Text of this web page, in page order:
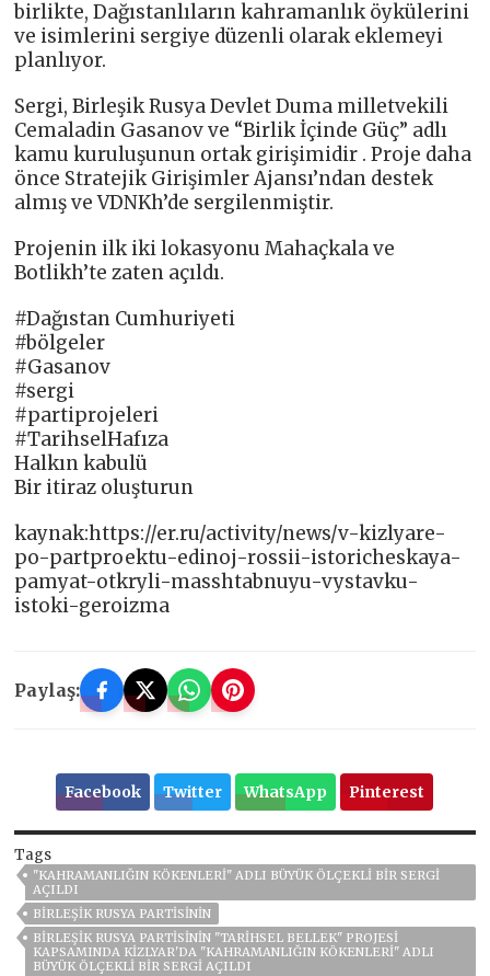
birlikte, Dağıstanlıların kahramanlık öykülerini
ve isimlerini sergiye düzenli olarak eklemeyi
planlıyor.
Sergi, Birleşik Rusya Devlet Duma milletvekili
Cemaladin Gasanov ve “Birlik İçinde Güç” adlı
kamu kuruluşunun ortak girişimidir . Proje daha
önce Stratejik Girişimler Ajansı’ndan destek
almış ve VDNKh’de sergilenmiştir.
Projenin ilk iki lokasyonu Mahaçkala ve
Botlikh’te zaten açıldı.
#Dağıstan Cumhuriyeti
#bölgeler
#Gasanov
#sergi
#partiprojeleri
#TarihselHafıza
Halkın kabulü
Bir itiraz oluşturun
kaynak:https://er.ru/activity/news/v-kizlyare-
po-partproektu-edinoj-rossii-istoricheskaya-
pamyat-otkryli-masshtabnuyu-vystavku-
istoki-geroizma
Paylaş:
Facebook Twitter WhatsApp Pinterest
Tags
"KAHRAMANLIĞIN KÖKENLERI" ADLI BÜYÜK ÖLÇEKLI BIR SERGI
AÇILDI
BIRLEŞIK RUSYA PARTISININ
BIRLEŞIK RUSYA PARTISININ "TARIHSEL BELLEK" PROJESI
KAPSAMINDA KIZLYAR'DA "KAHRAMANLIĞIN KÖKENLERI" ADLI
BÜYÜK ÖLÇEKLI BIR SERGI AÇILDI